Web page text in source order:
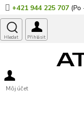
Prejsť
na
obsah
+421 944 225 707
Môj účet